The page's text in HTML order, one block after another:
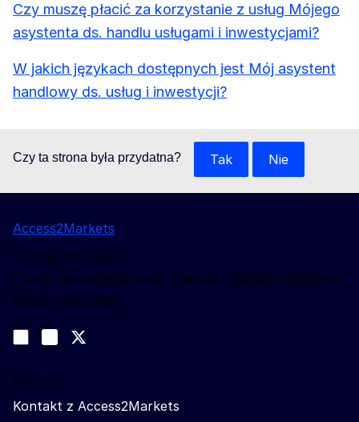
Czy muszę płacić za korzystanie z usług Mójego
asystenta ds. handlu usługami i inwestycjami?
W jakich językach dostępnych jest Mój asystent
handlowy ds. usług i inwestycji?
Czy ta strona była przydatna? Tak Nie
Access2Markets
Stroną zarządza:
Dyrekcja Generalna ds. Handlu i Bezpieczeństwa
Gospodarczego
Join us on LinkedIn
Trade-Off podcast
Kontakt
Kontakt z Access2Markets